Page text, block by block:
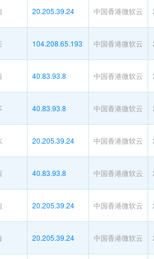
20.205.39.24 中国香港微软云
104.208.65.193 中国香港微软云
40.83.93.8 中国香港微软云
40.83.93.8 中国香港微软云
20.205.39.24 中国香港微软云
40.83.93.8 中国香港微软云
20.205.39.24 中国香港微软云
20.205.39.24 中国香港微软云